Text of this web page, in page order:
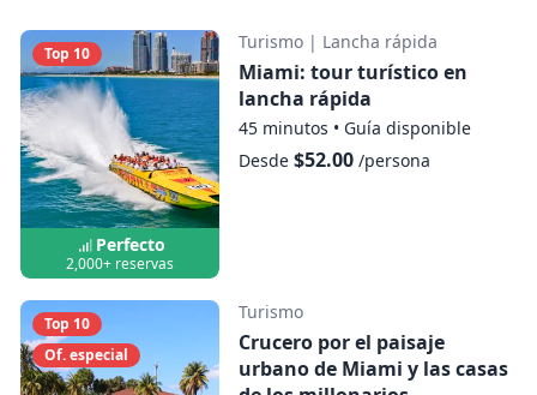
Top 10
Perfecto
2,000+ reservas
Turismo | Lancha rápida
Miami: tour turístico en
lancha rápida
45 minutos • Guía disponible
Desde $52.00/persona
Top 10
Of. especial
Turismo
Crucero por el paisaje
urbano de Miami y las casas